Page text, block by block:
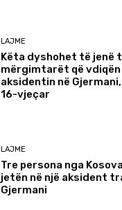
LAJME
Këta dyshohet të jenë
mërgimtarët që vdiqën
aksidentin në
16-vjeçar
LAJME
Tre persona nga
jetën në një aksident
Gjermani